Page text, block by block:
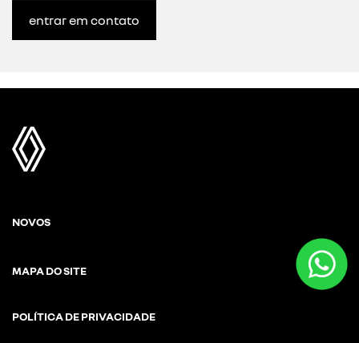
entrar em contato
NOVOS
MAPA DO SITE
POLÍTICA DE PRIVACIDADE